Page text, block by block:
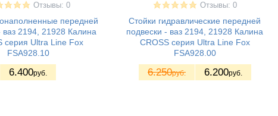
Отзывы: 0
передней
ваз 2194, 21928 Калина
серия Ultra Line Fox
FSA928.10
6.400руб.
Отзывы: 0
Стойки гидравлические передней
подвески - ваз 2194, 21928 Калина
CROSS серия Ultra Line Fox
FSA928.00
6.250руб. 6.200руб.